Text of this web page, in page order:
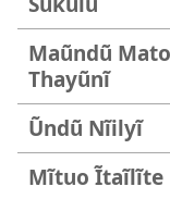
Maũndũ
Thayũnĩ
Ũndũ Nĩilyĩ
Mĩtuo Ĩtaĩlĩte